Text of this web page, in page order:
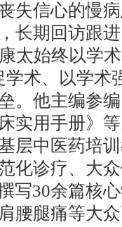
失信心的慢
长期回访跟
太始终以学
学术、以学术
。他主编参
实用手册》
层中医药培
化诊疗、大
写30余篇核
腰腿痛等大